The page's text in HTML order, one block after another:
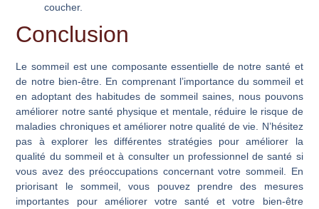
coucher.
Conclusion
Le sommeil est une composante essentielle de notre santé et
de notre bien-être. En comprenant l’importance du sommeil et
en adoptant des habitudes de sommeil saines, nous pouvons
améliorer notre santé physique et mentale, réduire le risque de
maladies chroniques et améliorer notre qualité de vie. N’hésitez
pas à explorer les différentes stratégies pour améliorer la
qualité du sommeil et à consulter un professionnel de santé si
vous avez des préoccupations concernant votre sommeil. En
priorisant le sommeil, vous pouvez prendre des mesures
importantes pour améliorer votre santé et votre bien-être